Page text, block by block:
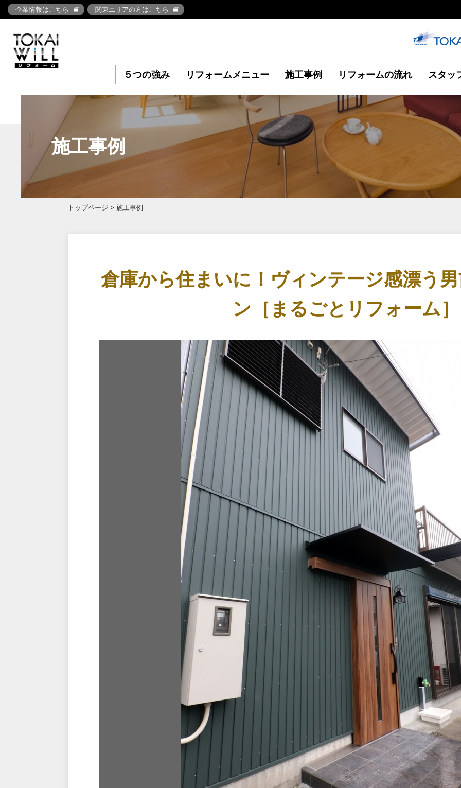
企業情報はこちら 関東エリアの方はこちら
５つの強み リフォームメニュー 施工事例 リフォームの流れ スタッ
施工事例
トップページ > 施工事例
倉庫から住まいに！ヴィンテージ感漂う
ン［まるごとリフォーム］